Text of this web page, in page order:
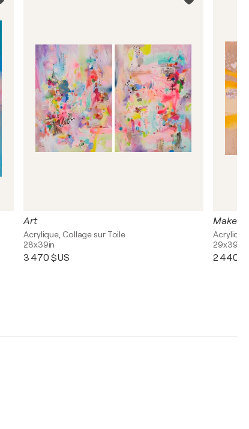
Art
Acrylique, Collage sur Toile
28x39in
3 470 $US
Make
29x39in
2 440